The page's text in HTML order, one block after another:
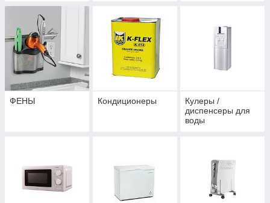
ФЕНЫ Кондиционеры
Кулеры /
диспенсеры для
воды